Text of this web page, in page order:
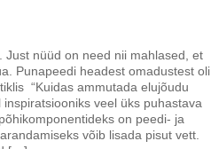
nüüd on need nii mahlased, et
Punapeedi headest omadustest oli
“Kuidas ammutada elujõudu
veel üks puhastava
on peedi- ja
võib lisada pisut vett.